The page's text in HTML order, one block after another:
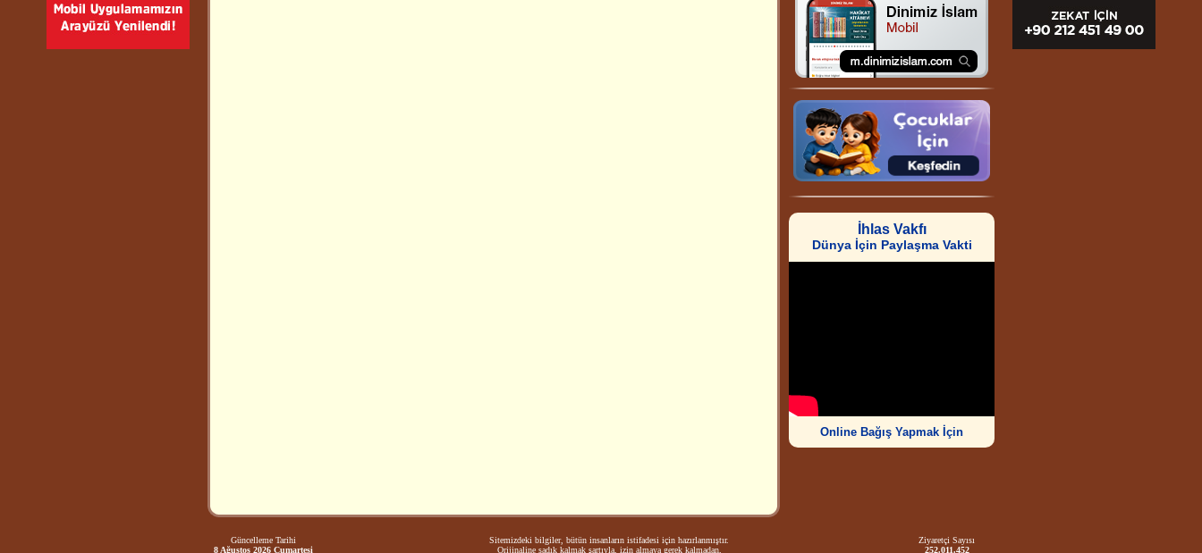
İhlas Vakfı
Dünya İçin Paylaşma Vakti
Online Bağış Yapmak İçin
Güncelleme Tarihi
8 Ağustos 2026 Cumartesi
Sitemizdeki bilgiler, bütün insanların istifadesi için hazırlanmıştır.
Orijinaline sadık kalmak şartıyla, izin almaya gerek kalmadan,
Ziyaretçi Sayısı
252.011.452